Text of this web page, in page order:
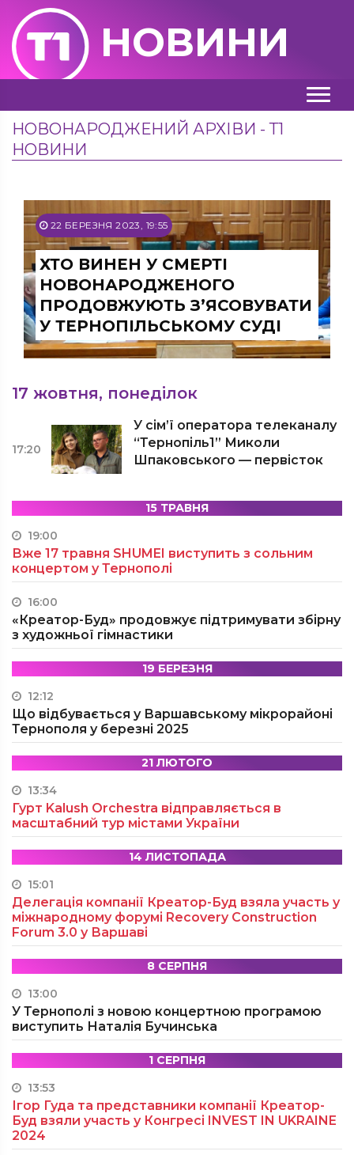
НОВИНИ
НОВОНАРОДЖЕНИЙ АРХІВИ - Т1
НОВИНИ
22 БЕРЕЗНЯ 2023, 19:55
ХТО ВИНЕН У СМЕРТІ
НОВОНАРОДЖЕНОГО
ПРОДОВЖУЮТЬ З’ЯСОВУВАТИ
У ТЕРНОПІЛЬСЬКОМУ СУДІ
17 жовтня, понеділок
17:20
У сім’ї оператора телеканалу
“Тернопіль1” Миколи
Шпаковського — первісток
15 ТРАВНЯ
19:00
Вже 17 травня SHUMEI виступить з сольним
концертом у Тернополі
16:00
«Креатор-Буд» продовжує підтримувати збірну
з художньої гімнастики
19 БЕРЕЗНЯ
12:12
Що відбувається у Варшавському мікрорайоні
Тернополя у березні 2025
21 ЛЮТОГО
13:34
Гурт Kalush Orchestra відправляється в
масштабний тур містами України
14 ЛИСТОПАДА
15:01
Делегація компанії Креатор-Буд взяла участь у
міжнародному форумі Recovery Construction
Forum 3.0 у Варшаві
8 СЕРПНЯ
13:00
У Тернополі з новою концертною програмою
виступить Наталія Бучинська
1 СЕРПНЯ
13:53
Ігор Гуда та представники компанії Креатор-
Буд взяли участь у Конгресі INVEST IN UKRAINE
2024